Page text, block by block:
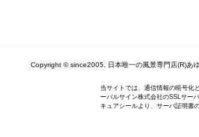
Copyright © since2005. 日本唯一の風景専門店(R)あ
当サイトでは、通信情報の暗号化
ーバルサイン株式会社のSSLサー
キュアシールより、サーバ証明書